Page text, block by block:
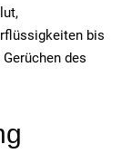
bis
des